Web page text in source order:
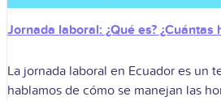
Jornada laboral: ¿Qué es? ¿Cuántas
La jornada laboral en Ecuador es un
hablamos de cómo se manejan las